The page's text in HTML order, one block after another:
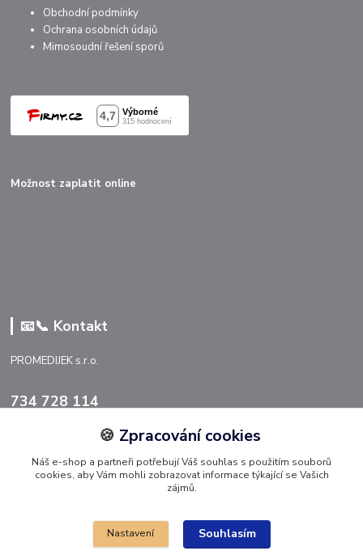
Obchodní podmínky
Ochrana osobních údajů
Mimosoudní řešení sporů
Možnost zaplatit online
📧📞 Kontakt
PROMEDIJEK s.r.o.
734 728 114
info@promedijek.cz
Upravit sběr cookies 🍪.
🍪 Zpracování cookies
Náš e-shop a partneři potřebují Váš souhlas s použitím souborů
cookies, aby Vám mohli zobrazovat informace týkající se Vašich
zájmů.
Nastavení Souhlasím